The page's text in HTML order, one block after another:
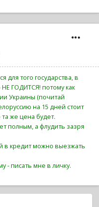
для того государства, в
ГОДИТСЯ! потому как
Украины (почитай
на 15 дней стоит
же цена будет.
полным, а флудить зазря
в кредит можно выезжать
- писать мне в личку.